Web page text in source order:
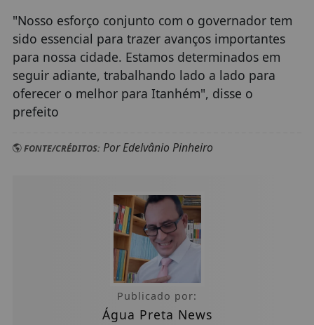
"Nosso esforço conjunto com o governador tem
sido essencial para trazer avanços importantes
para nossa cidade. Estamos determinados em
seguir adiante, trabalhando lado a lado para
oferecer o melhor para Itanhém", disse o
prefeito
FONTE/CRÉDITOS:Por Edelvânio Pinheiro
Publicado por:
Água Preta News